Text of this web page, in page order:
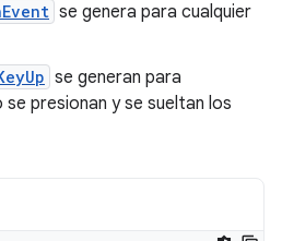
se genera para cualquier
se generan para
se presionan y se sueltan los